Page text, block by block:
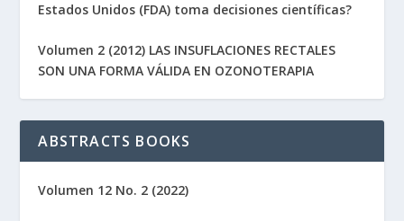
Estados Unidos (FDA) toma decisiones científicas?
Volumen 2 (2012) LAS INSUFLACIONES RECTALES
SON UNA FORMA VÁLIDA EN OZONOTERAPIA
ABSTRACTS BOOKS
Volumen 12 No. 2 (2022)